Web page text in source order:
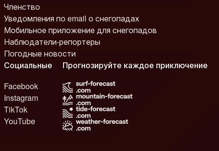
Членство
Уведомления по email о снегопадах
Мобильное приложение для снегопадов
Наблюдатели-репортеры
Погодные новости
Социальные
Facebook
Instagram
TikTok
YouTube
Прогнозируйте каждое приключение